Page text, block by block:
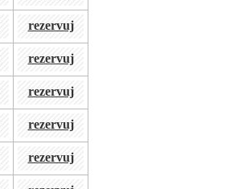
rezervuj
rezervuj
rezervuj
rezervuj
rezervuj